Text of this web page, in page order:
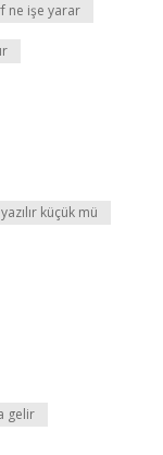
ne işe yarar
küçük mü
gelir